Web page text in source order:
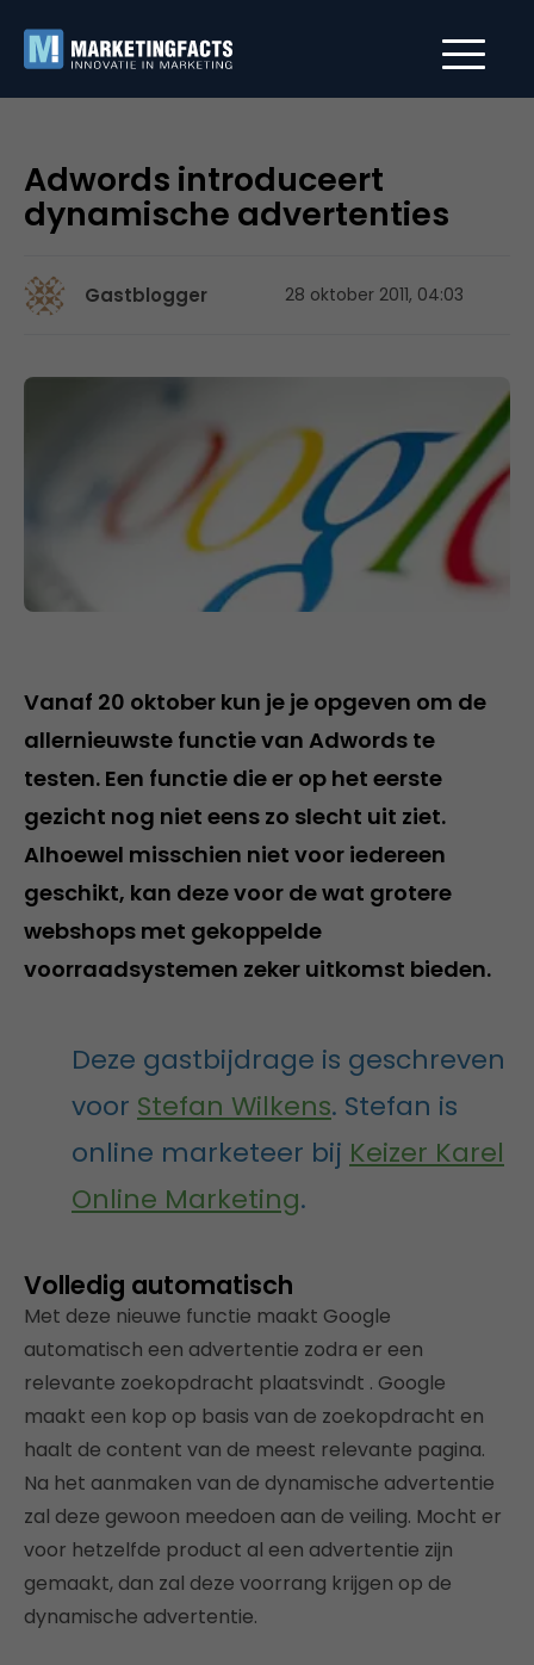
Adwords introduceert
dynamische advertenties
Gastblogger 28 oktober 2011, 04:03
Vanaf 20 oktober kun je je opgeven om de
allernieuwste functie van Adwords te
testen. Een functie die er op het eerste
gezicht nog niet eens zo slecht uit ziet.
Alhoewel misschien niet voor iedereen
geschikt, kan deze voor de wat grotere
webshops met gekoppelde
voorraadsystemen zeker uitkomst bieden.
Deze gastbijdrage is geschreven
voor Stefan Wilkens. Stefan is
online marketeer bij Keizer Karel
Online Marketing.
Volledig automatisch
Met deze nieuwe functie maakt Google
automatisch een advertentie zodra er een
relevante zoekopdracht plaatsvindt . Google
maakt een kop op basis van de zoekopdracht en
haalt de content van de meest relevante pagina.
Na het aanmaken van de dynamische advertentie
zal deze gewoon meedoen aan de veiling. Mocht er
voor hetzelfde product al een advertentie zijn
gemaakt, dan zal deze voorrang krijgen op de
dynamische advertentie.